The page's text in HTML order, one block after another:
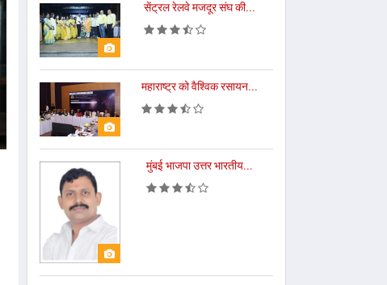
सेंट्रल रेलवे मजदूर संघ की...
महाराष्ट्र को वैश्विक रसायन...
मुंबई भाजपा उत्तर भारतीय...